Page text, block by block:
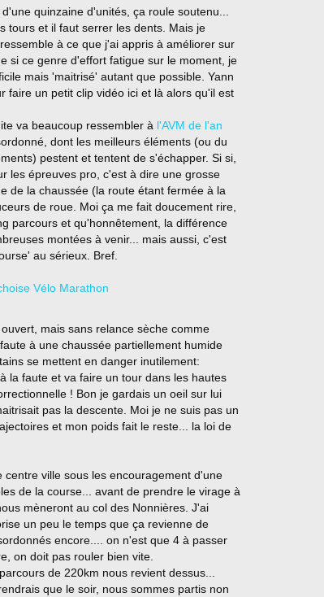
quinzaine d'unités, ça roule soutenu...
tours et il faut serrer les dents. Mais je
à ce que j'ai appris à améliorer sur
si ce genre d'effort fatigue sur le moment, je
mais 'maitrisé' autant que possible. Yann
faire un petit clip vidéo ici et là alors qu'il est
va beaucoup ressembler à l'AVM de l'an
dont les meilleurs éléments (ou du
pestent et tentent de s'échapper. Si si,
les épreuves pro, c'est à dire une grosse
de la chaussée (la route étant fermée à la
de roue. Moi ça me fait doucement rire,
parcours et qu'honnêtement, la différence
montées à venir... mais aussi, c'est
au sérieux. Bref.
mais sans relance sèche comme
à une chaussée partiellement humide
se mettent en danger inutilement:
la faute et va faire un tour dans les hautes
! Bon je gardais un oeil sur lui
pas la descente. Moi je ne suis pas un
et mon poids fait le reste... la loi de
ville sous les encouragement d'une
de la course... avant de prendre le virage à
mèneront au col des Nonnières. J'ai
un peu le temps que ça revienne de
encore.... on n'est que 4 à passer
on doit pas rouler bien vite.
de 220km nous revient dessus...
que le soir, nous sommes partis non